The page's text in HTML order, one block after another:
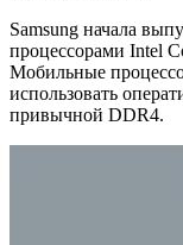
Samsung начала
процессорами Intel
Мобильные
использовать
привычной DDR4.